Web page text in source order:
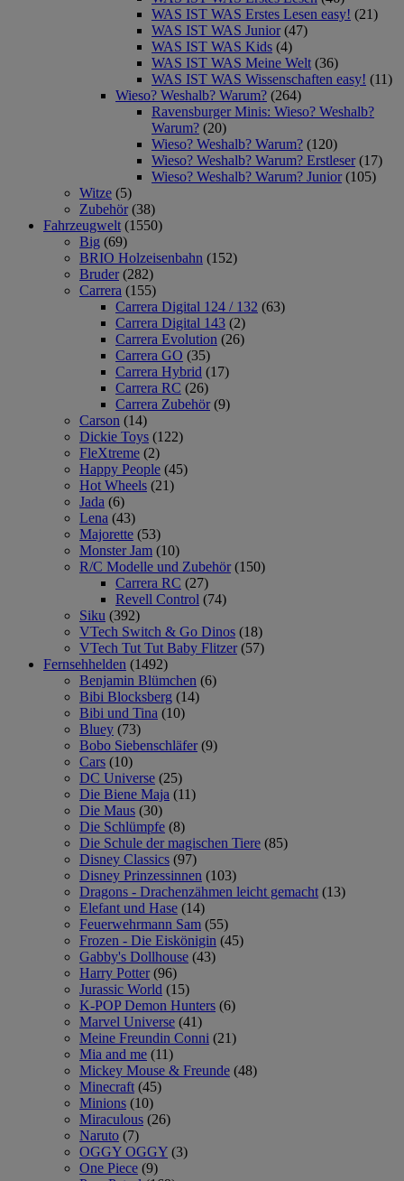
WAS IST WAS Erstes Lesen easy! (21)
WAS IST WAS Junior (47)
WAS IST WAS Kids (4)
WAS IST WAS Meine Welt (36)
WAS IST WAS Wissenschaften easy! (11)
Wieso? Weshalb? Warum? (264)
Ravensburger Minis: Wieso? Weshalb?
Warum? (20)
Wieso? Weshalb? Warum? (120)
Wieso? Weshalb? Warum? Erstleser (17)
Wieso? Weshalb? Warum? Junior (105)
Witze (5)
Zubehör (38)
Fahrzeugwelt (1550)
Big (69)
BRIO Holzeisenbahn (152)
Bruder (282)
Carrera (155)
Carrera Digital 124 / 132 (63)
Carrera Digital 143 (2)
Carrera Evolution (26)
Carrera GO (35)
Carrera Hybrid (17)
Carrera RC (26)
Carrera Zubehör (9)
Carson (14)
Dickie Toys (122)
FleXtreme (2)
Happy People (45)
Hot Wheels (21)
Jada (6)
Lena (43)
Majorette (53)
Monster Jam (10)
R/C Modelle und Zubehör (150)
Carrera RC (27)
Revell Control (74)
Siku (392)
VTech Switch & Go Dinos (18)
VTech Tut Tut Baby Flitzer (57)
Fernsehhelden (1492)
Benjamin Blümchen (6)
Bibi Blocksberg (14)
Bibi und Tina (10)
Bluey (73)
Bobo Siebenschläfer (9)
Cars (10)
DC Universe (25)
Die Biene Maja (11)
Die Maus (30)
Die Schlümpfe (8)
Die Schule der magischen Tiere (85)
Disney Classics (97)
Disney Prinzessinnen (103)
Dragons - Drachenzähmen leicht gemacht (13)
Elefant und Hase (14)
Feuerwehrmann Sam (55)
Frozen - Die Eiskönigin (45)
Gabby's Dollhouse (43)
Harry Potter (96)
Jurassic World (15)
K-POP Demon Hunters (6)
Marvel Universe (41)
Meine Freundin Conni (21)
Mia and me (11)
Mickey Mouse & Freunde (48)
Minecraft (45)
Minions (10)
Miraculous (26)
Naruto (7)
OGGY OGGY (3)
One Piece (9)